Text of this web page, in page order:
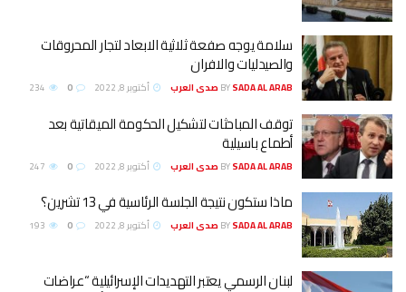
سلامة يوجه صفعة ثلاثية الابعاد لتجار المحروقات
والصيدليات والافران
BYSADA AL ARAB صدى العرب أكتوبر 8, 2022
توقف المباحثات لتشكيل الحكومة الميقاتية بعد
أطماع باسيلية
BYSADA AL ARAB صدى العرب أكتوبر 8, 2022
ماذا ستكون نتيجة الجلسة الرئاسية في 13 تشرين؟
BYSADA AL ARAB صدى العرب أكتوبر 8, 2022
لبنان الرسمي يعتبر التهديدات الإسرائيلية “عراضات